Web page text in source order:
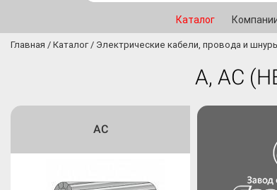
Каталог
Главная / Каталог / Электрические кабели, провода и
А, АС
АС